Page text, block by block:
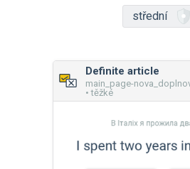
střední
Definite article
main_page-
• těžké